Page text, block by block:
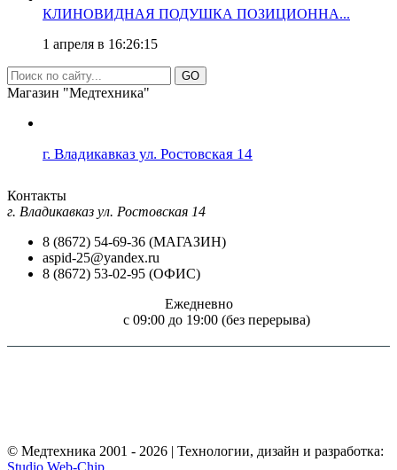
КЛИНОВИДНАЯ ПОДУШКА ПОЗИЦИОННА...
1 апреля в 16:26:15
GO
Магазин "Медтехника"
г. Владикавказ ул. Ростовская 14
Контакты
г. Владикавказ ул. Ростовская 14
8 (8672) 54-69-36 (МАГАЗИН)
aspid-25@yandex.ru
8 (8672) 53-02-95 (ОФИС)
Ежедневно
c 09:00 до 19:00 (без перерыва)
© Медтехника 2001 - 2026 | Технологии, дизайн и разработка: